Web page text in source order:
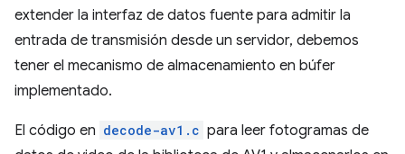
extender la interfaz de datos fuente para admitir la
entrada de transmisión desde un servidor, debemos
tener el mecanismo de almacenamiento en búfer
implementado.
El código en decode-av1.c para leer fotogramas de